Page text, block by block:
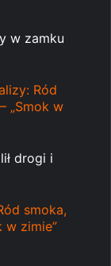
w zamku
Ród
„Smok w
drogi i
smoka,
w zimie”